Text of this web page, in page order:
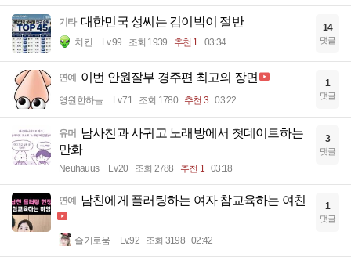
기타 대한민국 성씨는 김이박이 절반
치킨 Lv.99 조회 1939 추천 1 03:34
14
댓글
연예 이번 안원잘부 경주편 최고의 장면
영원한하늘 Lv.71 조회 1780 추천 3 03:22
1
댓글
유머 남사친과 사귀고 노래방에서 첫데이트하는
만화
Neuhauus Lv.20 조회 2788 추천 1 03:18
3
댓글
연예 남친에게 플러팅하는 여자 참교육하는 여친
슬기로움 Lv.92 조회 3198 02:42
1
댓글